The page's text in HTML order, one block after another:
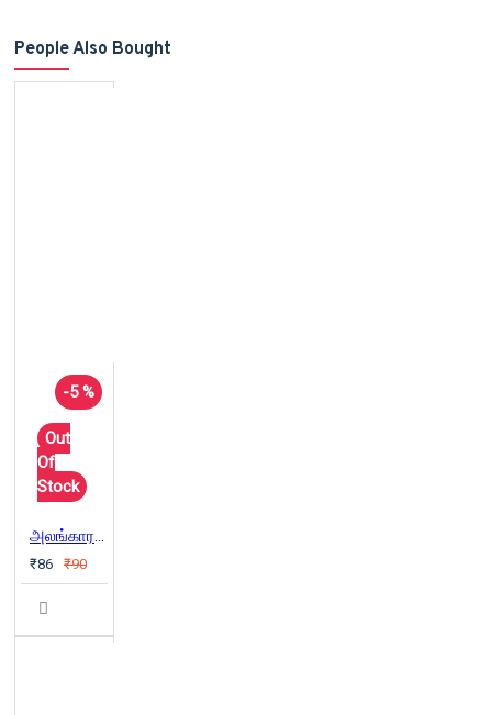
People Also Bought
-5 %
Out
Of
Stock
அலங்காரப்ரியர்கள்
₹86 ₹90